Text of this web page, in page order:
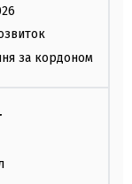
за кордоном